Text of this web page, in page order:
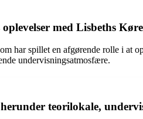
med Lisbeths
har spillet en afgørende rolle i
undervisningsatmosfære.
teorilokale,